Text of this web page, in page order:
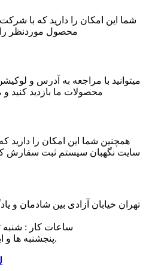
شما این امکان را دارید که با
محصول موردنظر را
میتوانید با مراجعه به آدرس و
محصولات ما بازدید کنید
همچنین شما این امکان را
سایت نگهبان سیستم ثبت سفارش
تهران خیابان آزادی بین شادمان و
پنجشنبه ها و ایام تعطیل شرکت تعطیل است.